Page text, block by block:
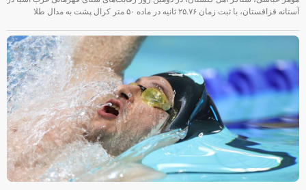
آستانه قزاقستان، با ثبت زمان ۲۵.۷۶ ثانیه در ماده ۵۰ متر کرال پشت به مدال طلا